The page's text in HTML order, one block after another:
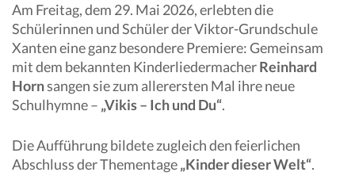
Am Freitag, dem 29. Mai 2026, erlebten die
Schülerinnen und Schüler der Viktor-Grundschule
Xanten eine ganz besondere Premiere: Gemeinsam
mit dem bekannten KinderliedermacherReinhard
Hornsangen sie zum allerersten Mal ihre neue
Schulhymne – „Vikis – Ich und Du“.
Die Aufführung bildete zugleich den feierlichen
Abschluss der Thementage„Kinder dieser Welt“.